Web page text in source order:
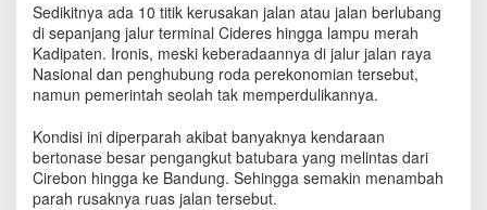
a
r
a
h
Sedikitnya ada 10 titik kerusakan jalan atau jalan berlubang
di sepanjang jalur terminal Cideres hingga lampu merah
Kadipaten. Ironis, meski keberadaannya di jalur jalan raya
Nasional dan penghubung roda perekonomian tersebut,
namun pemerintah seolah tak memperdulikannya.
Kondisi ini diperparah akibat banyaknya kendaraan
bertonase besar pengangkut batubara yang melintas dari
Cirebon hingga ke Bandung. Sehingga semakin menambah
parah rusaknya ruas jalan tersebut.